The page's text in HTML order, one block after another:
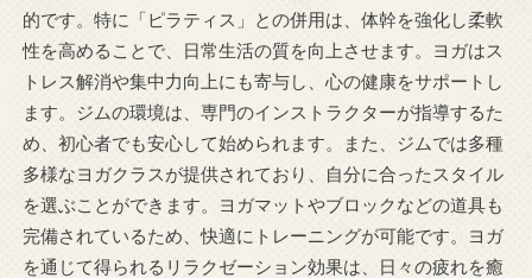
的です。特に「ピラティス」との併用は、体幹を強化し柔軟
性を高めることで、日常生活の質を向上させます。ヨガはス
トレス解消や集中力向上にも寄与し、心の健康をサポートし
ます。ジムの環境は、専門のインストラクターが指導するた
め、初心者でも安心して始められます。また、ジムでは多種
多様なヨガクラスが提供されており、自分に合ったスタイル
を選ぶことができます。ヨガマットやブロックなどの道具も
完備されているため、快適にトレーニングが可能です。ヨガ
を通じて得られるリラクゼーション効果は、日々の疲れを癒